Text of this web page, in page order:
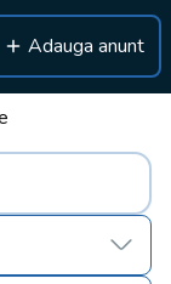
Adauga anunt